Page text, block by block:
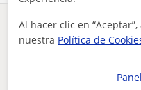
¿Hay algún error en
antigua alumna del colegio
Al hacer clic en
nuestra Política de